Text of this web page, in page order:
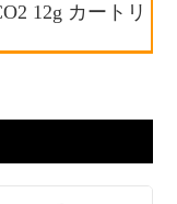
12g カートリ